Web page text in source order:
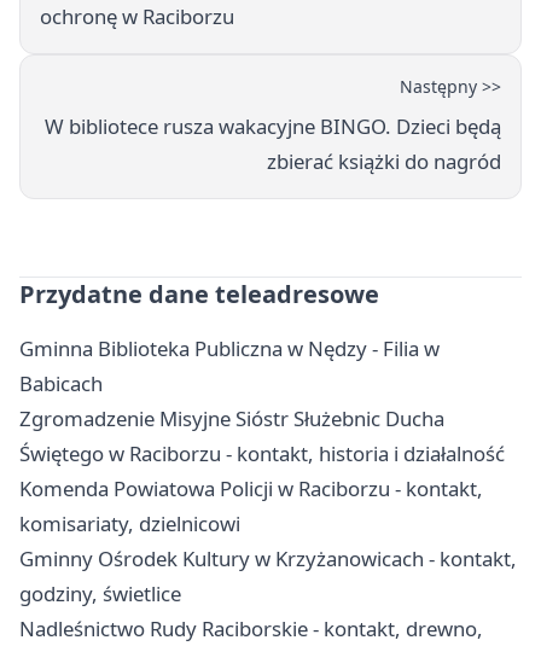
ochronę w Raciborzu
Następny >>
W bibliotece rusza wakacyjne BINGO. Dzieci będą
zbierać książki do nagród
Przydatne dane teleadresowe
Gminna Biblioteka Publiczna w Nędzy - Filia w
Babicach
Zgromadzenie Misyjne Sióstr Służebnic Ducha
Świętego w Raciborzu - kontakt, historia i działalność
Komenda Powiatowa Policji w Raciborzu - kontakt,
komisariaty, dzielnicowi
Gminny Ośrodek Kultury w Krzyżanowicach - kontakt,
godziny, świetlice
Nadleśnictwo Rudy Raciborskie - kontakt, drewno,